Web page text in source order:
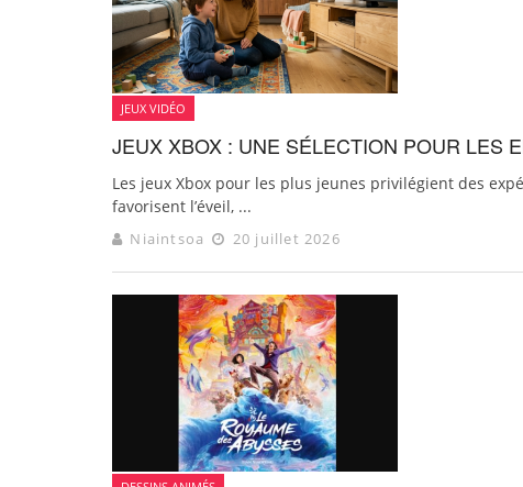
JEUX VIDÉO
JEUX XBOX : UNE SÉLECTION POUR LES
Les jeux Xbox pour les plus jeunes privilégient des
favorisent l’éveil, ...
Niaintsoa 20 juillet 2026